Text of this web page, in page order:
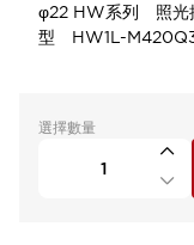
φ22 HW系列 照
型 HW1L-
選擇數量